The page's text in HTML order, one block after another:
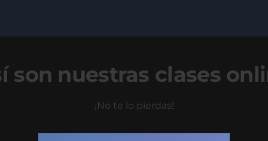
son nuestras clases
¡No te lo pierdas!